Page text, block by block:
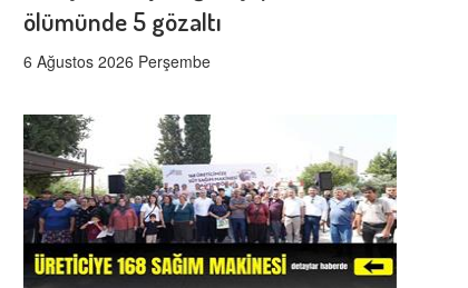
ölümünde 5 gözaltı
6 Ağustos 2026 Perşembe